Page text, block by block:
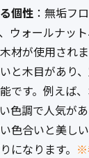
個性：無垢フ
ウォールナッ
材が使用され
と木目があり
です。例えば
色調で人気が
色合いと美し
になります。 ※